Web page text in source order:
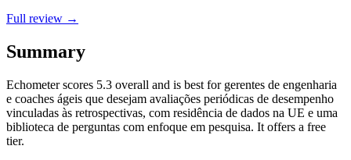
Full review →
Summary
Echometerscores 5.3 overall and is best for gerentes de engenharia
e coaches ágeis que desejam avaliações periódicas de desempenho
vinculadas às retrospectivas, com residência de dados na UE e uma
biblioteca de perguntas com enfoque em pesquisa. It offers a free
tier.